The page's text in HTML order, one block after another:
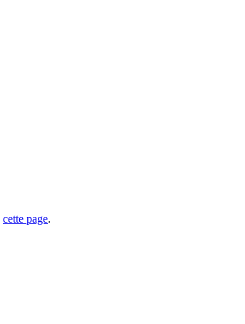
cette page.